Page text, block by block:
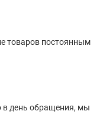
товаров постоянным
в день обращения, мы